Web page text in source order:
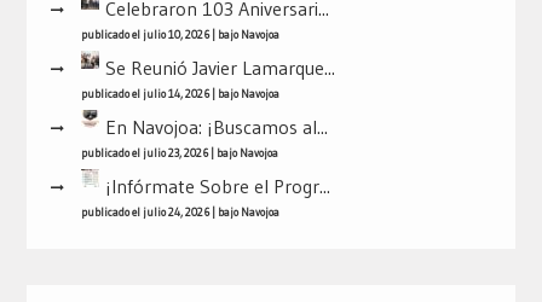
Celebraron 103 Aniversari...
publicado el julio 10, 2026| bajoNavojoa
Se Reunió Javier Lamarque...
publicado el julio 14, 2026| bajoNavojoa
En Navojoa: ¡Buscamos al...
publicado el julio 23, 2026| bajoNavojoa
¡Infórmate Sobre el Progr...
publicado el julio 24, 2026| bajoNavojoa